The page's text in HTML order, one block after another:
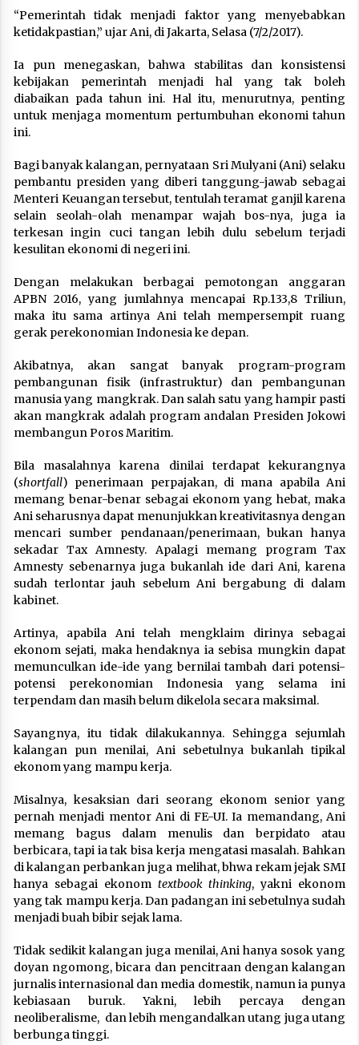
“Pemerintah tidak menjadi faktor yang menyebabkan
ketidakpastian,” ujar Ani, di Jakarta, Selasa (7/2/2017).
Ia pun menegaskan, bahwa stabilitas dan konsistensi
kebijakan pemerintah menjadi hal yang tak boleh
diabaikan pada tahun ini. Hal itu, menurutnya, penting
untuk menjaga momentum pertumbuhan ekonomi tahun
ini.
Bagi banyak kalangan, pernyataan Sri Mulyani (Ani) selaku
pembantu presiden yang diberi tanggung-jawab sebagai
Menteri Keuangan tersebut, tentulah teramat ganjil karena
selain seolah-olah menampar wajah bos-nya, juga ia
terkesan ingin cuci tangan lebih dulu sebelum terjadi
kesulitan ekonomi di negeri ini.
Dengan melakukan berbagai pemotongan anggaran
APBN 2016, yang jumlahnya mencapai Rp.133,8 Triliun,
maka itu sama artinya Ani telah mempersempit ruang
gerak perekonomian Indonesia ke depan.
Akibatnya, akan sangat banyak program-program
pembangunan fisik (infrastruktur) dan pembangunan
manusia yang mangkrak. Dan salah satu yang hampir pasti
akan mangkrak adalah program andalan Presiden Jokowi
membangun Poros Maritim.
Bila masalahnya karena dinilai terdapat kekurangnya
(shortfall) penerimaan perpajakan, di mana apabila Ani
memang benar-benar sebagai ekonom yang hebat, maka
Ani seharusnya dapat menunjukkan kreativitasnya dengan
mencari sumber pendanaan/penerimaan, bukan hanya
sekadar Tax Amnesty. Apalagi memang program Tax
Amnesty sebenarnya juga bukanlah ide dari Ani, karena
sudah terlontar jauh sebelum Ani bergabung di dalam
kabinet.
Artinya, apabila Ani telah mengklaim dirinya sebagai
ekonom sejati, maka hendaknya ia sebisa mungkin dapat
memunculkan ide-ide yang bernilai tambah dari potensi-
potensi perekonomian Indonesia yang selama ini
terpendam dan masih belum dikelola secara maksimal.
Sayangnya, itu tidak dilakukannya. Sehingga sejumlah
kalangan pun menilai, Ani sebetulnya bukanlah tipikal
ekonom yang mampu kerja.
Misalnya, kesaksian dari seorang ekonom senior yang
pernah menjadi mentor Ani di FE-UI. Ia memandang, Ani
memang bagus dalam menulis dan berpidato atau
berbicara, tapi ia tak bisa kerja mengatasi masalah. Bahkan
di kalangan perbankan juga melihat, bhwa rekam jejak SMI
hanya sebagai ekonom textbook thinking, yakni ekonom
yang tak mampu kerja. Dan padangan ini sebetulnya sudah
menjadi buah bibir sejak lama.
Tidak sedikit kalangan juga menilai, Ani hanya sosok yang
doyan ngomong, bicara dan pencitraan dengan kalangan
jurnalis internasional dan media domestik, namun ia punya
kebiasaan buruk. Yakni, lebih percaya dengan
neoliberalisme, dan lebih mengandalkan utang juga utang
berbunga tinggi.